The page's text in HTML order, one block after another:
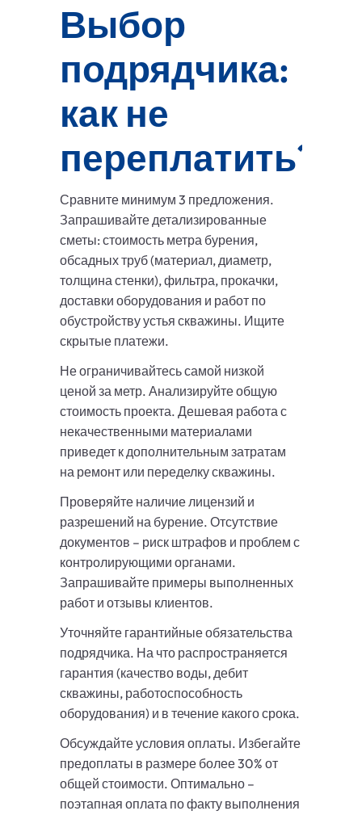
Выбор
подрядчика:
как не
переплатить?
Сравните минимум 3 предложения.
Запрашивайте детализированные
сметы: стоимость метра бурения,
обсадных труб (материал, диаметр,
толщина стенки), фильтра, прокачки,
доставки оборудования и работ по
обустройству устья скважины. Ищите
скрытые платежи.
Не ограничивайтесь самой низкой
ценой за метр. Анализируйте общую
стоимость проекта. Дешевая работа с
некачественными материалами
приведет к дополнительным затратам
на ремонт или переделку скважины.
Проверяйте наличие лицензий и
разрешений на бурение. Отсутствие
документов – риск штрафов и проблем с
контролирующими органами.
Запрашивайте примеры выполненных
работ и отзывы клиентов.
Уточняйте гарантийные обязательства
подрядчика. На что распространяется
гарантия (качество воды, дебит
скважины, работоспособность
оборудования) и в течение какого срока.
Обсуждайте условия оплаты. Избегайте
предоплаты в размере более 30% от
общей стоимости. Оптимально –
поэтапная оплата по факту выполнения